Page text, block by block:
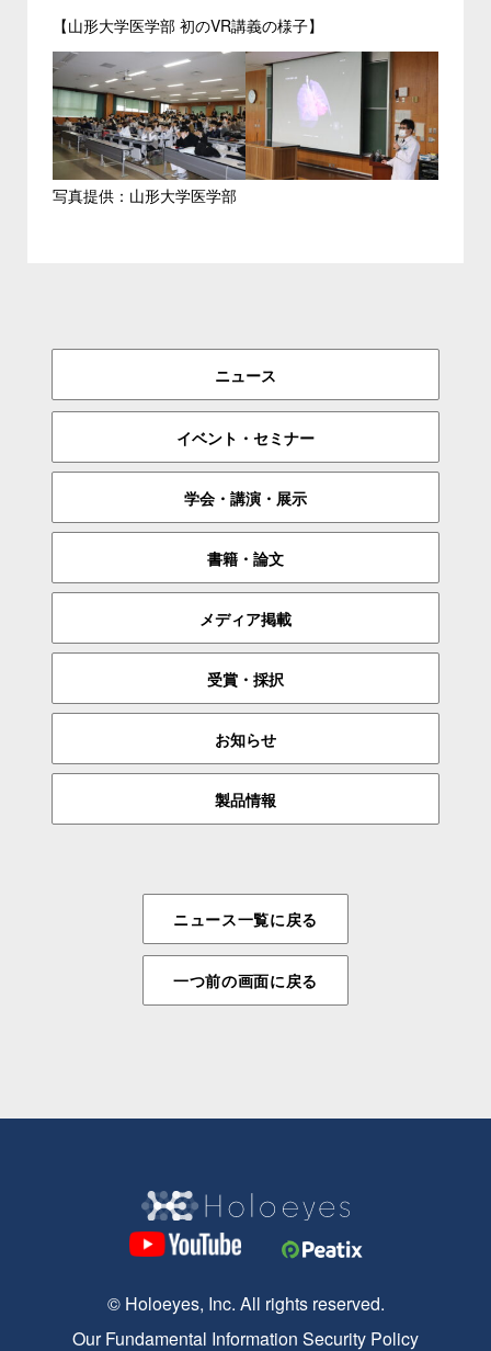
ニュース
イベント・セミナー
学会・講演・展示
書籍・論文
メディア掲載
受賞・採択
お知らせ
製品情報
【山形大学医学部 初のVR講義の様子】
写真提供：山形大学医学部
ニュース一覧に戻る
一つ前の画面に戻る
© Holoeyes, Inc. All rights reserved.
Our Fundamental Information Security Policy